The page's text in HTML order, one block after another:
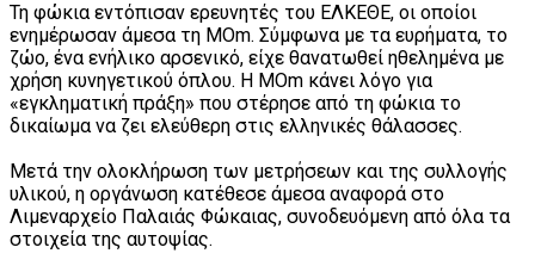
Τη φώκια εντόπισαν ερευνητές του ΕΛΚΕΘΕ, οι οποίοι
ενημέρωσαν άμεσα τη MOm. Σύμφωνα με τα ευρήματα, το
ζώο, ένα ενήλικο αρσενικό, είχε θανατωθεί ηθελημένα με
χρήση κυνηγετικού όπλου. Η MOm κάνει λόγο για
«εγκληματική πράξη» που στέρησε από τη φώκια το
δικαίωμα να ζει ελεύθερη στις ελληνικές θάλασσες.
Μετά την ολοκλήρωση των μετρήσεων και της συλλογής
υλικού, η οργάνωση κατέθεσε άμεσα αναφορά στο
Λιμεναρχείο Παλαιάς Φώκαιας, συνοδευόμενη από όλα τα
στοιχεία της αυτοψίας.